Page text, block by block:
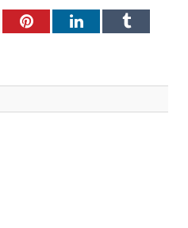
PinterestLinkedInTumblr